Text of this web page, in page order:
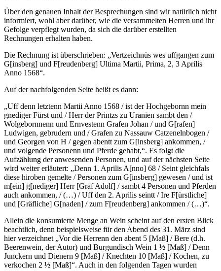
Über den genauen Inhalt der Besprechungen sind wir natürlich nicht
informiert, wohl aber darüber, wie die versammelten Herren und ihr
Gefolge verpflegt wurden, da sich die darüber erstellten
Rechnungen erhalten haben.
Die Rechnung ist überschrieben: „Vertzeichnüs wes uffgangen zum
G[insberg] und F[reudenberg] Ultima Martii, Prima, 2, 3 Aprilis
Anno 1568“.
Auf der nachfolgenden Seite heißt es dann:
„Uff denn letztenn Martii Anno 1568 / ist der Hochgebornn mein
gnediger Fürst und / Herr der Printzs zu Uranien sambt den /
Wolgebornnenn und Ernvestenn Grafen Johan / und G[rafen]
Ludwigen, gebrudern und / Grafen zu Nassauw Catzenelnbogen /
und Georgen von H / gegen abentt zum G[insberg] ankommen, /
und volgende Personenn und Pferde gehabt,“. Es folgt die
Aufzählung der anwesenden Personen, und auf der nächsten Seite
wird weiter erläutert: „Denn 1. Aprilis A[nno] 68 / Seint gleichfals
diese hiroben gemelte / Personen zum G[insberg] gewesen / und ist
m[ein] g[nediger] Herr [Graf Adolf] / sambt 4 Personen und Pferden
auch ankommen, / (…) / Uff den 2. Aprilis seintt / Ire F[ürstliche]
und [Gräfliche] G[naden] / zum F[reudenberg] ankommen / (…)“.
Allein die konsumierte Menge an Wein scheint auf den ersten Blick
beachtlich, denn beispielsweise für den Abend des 31. März sind
hier verzeichnet „Vor die Herrenn den abent 5 [Maß] / Bere (d.h.
Beerenwein, der Autor) und Burgundisch Wein 1 ½ [Maß] / Denn
Junckern und Dienern 9 [Maß] / Knechten 10 [Maß] / Kochen, zu
verkochen 2 ½ [Maß]“. Auch in den folgenden Tagen wurden